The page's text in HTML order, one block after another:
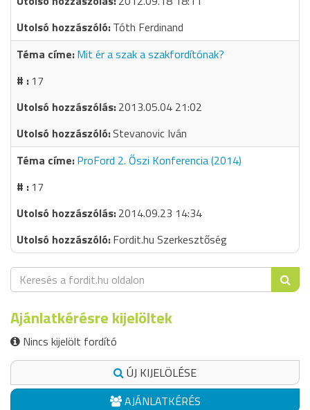
Tóth Ferdinand
Mit ér a szak a szakfordítónak?
17
2013.05.04 21:02
Stevanovic Iván
ProFord 2. Őszi Konferencia (2014)
17
2014.09.23 14:34
Fordit.hu Szerkesztőség
Ajánlatkérésre kijelöltek
Nincs kijelölt fordító
ÚJ KIJELÖLÉSE
AJÁNLATKÉRÉS